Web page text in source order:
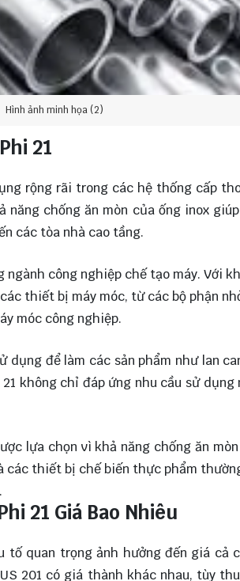
Hình ảnh minh họa (2)
21
rộng rãi trong các hệ thống cấp
chống ăn mòn của ống inox
các tòa nhà cao tầng.
công nghiệp chế tạo máy. Với
thiết bị máy móc, từ các bộ phận
móc công nghiệp.
dụng để làm các sản phẩm như lan
không chỉ đáp ứng nhu cầu sử dụng
lựa chọn vì khả năng chống ăn
thiết bị chế biến thực phẩm
21 Giá Bao Nhiêu
tố quan trọng ảnh hưởng đến giá cả
201 có giá thành khác nhau, tùy